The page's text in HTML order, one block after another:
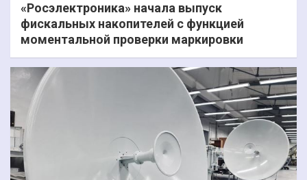
«Росэлектроника» начала выпуск
фискальных накопителей с функцией
моментальной проверки маркировки